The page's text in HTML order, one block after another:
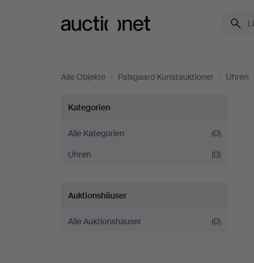
Alle Objekte / Palsgaard Kunstauktioner / Uhren
Taschenuhren
&
Stoppuhren
bei
Palsgaard
Kategorien
Alle Kategorien
(0)
Uhren
(0)
Auktionshäuser
Alle Auktionshäuser (0)